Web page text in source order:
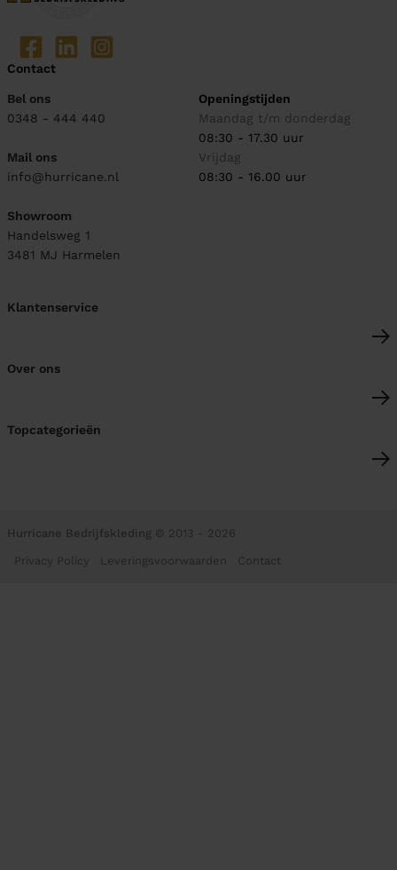
Contact
Bel ons
0348 - 444 440
Mail ons
info@hurricane.nl
Showroom
Handelsweg 1
3481 MJ Harmelen
Openingstijden
Maandag t/m donderdag
08:30 - 17.30 uur
Vrijdag
08:30 - 16.00 uur
Klantenservice
Over ons
Topcategorieën
Hurricane Bedrijfskleding © 2013 - 2026
Privacy Policy Leveringsvoorwaarden Contact